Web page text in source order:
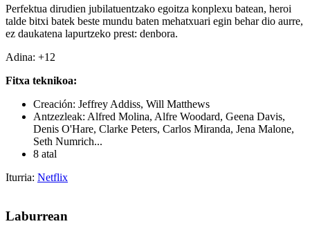
Perfektua dirudien jubilatuentzako egoitza konplexu batean, heroi
talde bitxi batek beste mundu baten mehatxuari egin behar dio aurre,
ez daukatena lapurtzeko prest: denbora.
Adina: +12
Fitxa teknikoa:
Creación: Jeffrey Addiss, Will Matthews
Antzezleak: Alfred Molina, Alfre Woodard, Geena Davis,
Denis O'Hare, Clarke Peters, Carlos Miranda, Jena Malone,
Seth Numrich...
8 atal
Iturria: Netflix
Laburrean